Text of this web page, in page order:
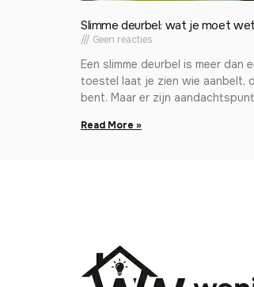
Slimme deurbel: wat je moet
Geen reacties
Een slimme deurbel is meer dan
toestel laat je zien wie aanbelt,
bent. Maar er zijn
Read More »